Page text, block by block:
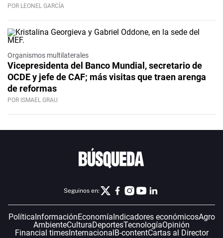
POR LEONEL GARCÍA
Organismos multilaterales
Vicepresidenta del Banco Mundial, secretario de
OCDE y jefe de CAF; más visitas que traen arenga
de reformas
POR ISMAEL GRAU
Seguinos en:
PolíticaInformaciónEconomíaIndicadores económicosAgro
AmbienteCulturaDeportesTecnologíaOpinión
Financial timesInternacionalB-contentCartas al Director